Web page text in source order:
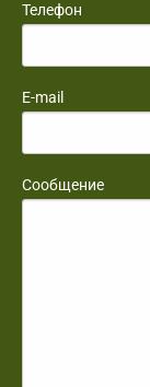
Телефон
E-mail
Сообщение